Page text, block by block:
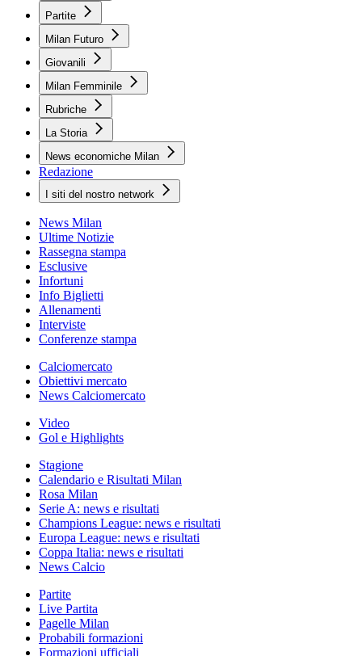
Partite
Milan Futuro
Giovanili
Milan Femminile
Rubriche
La Storia
News economiche Milan
Redazione
I siti del nostro network
News Milan
Ultime Notizie
Rassegna stampa
Esclusive
Infortuni
Info Biglietti
Allenamenti
Interviste
Conferenze stampa
Calciomercato
Obiettivi mercato
News Calciomercato
Video
Gol e Highlights
Stagione
Calendario e Risultati Milan
Rosa Milan
Serie A: news e risultati
Champions League: news e risultati
Europa League: news e risultati
Coppa Italia: news e risultati
News Calcio
Partite
Live Partita
Pagelle Milan
Probabili formazioni
Formazioni ufficiali